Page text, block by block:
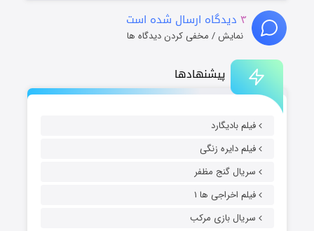
پیشنهادها
فیلم بادیگارد
فیلم دایره زنگی
سریال گنج مظفر
فیلم اخراجی ها ۱
سریال بازی مرکب
۳ دیدگاه ارسال شده است
نمایش / مخفی کردن دیدگاه ها